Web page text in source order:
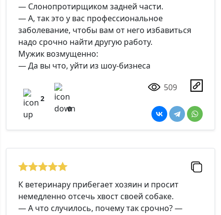
— Слонопротирщиком задней части.
— А, так это у вас профессиональное
заболевание, чтобы вам от него избавиться
надо срочно найти другую работу.
Мужик возмущенно:
— Да вы что, уйти из шоу-бизнеса
2
0
509
К ветеринару прибегает хозяин и просит
немедленно отсечь хвост своей собаке.
— А что случилось, почему так срочно? —